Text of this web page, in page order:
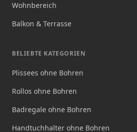
Wohnbereich
Balkon & Terrasse
BELIEBTE KATEGORIEN
Plissees ohne Bohren
Rollos ohne Bohren
Badregale ohne Bohren
Handtuchhalter ohne Bohren